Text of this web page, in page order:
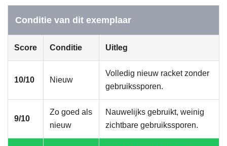
Conditie van dit exemplaar
Score Conditie Uitleg
10/10 Nieuw
Volledig nieuw racket zonder
gebruikssporen.
9/10
Zo goed als
nieuw
Nauwelijks gebruikt, weinig
zichtbare gebruikssporen.